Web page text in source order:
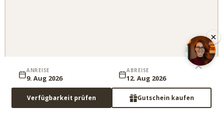
ANREISE
9. Aug 2026
ABREISE
12. Aug 2026
Verfügbarkeit prüfen Gutschein kaufen
×